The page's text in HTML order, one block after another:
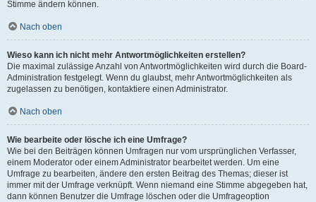
Stimme ändern können.
Nach oben
Wieso kann ich nicht mehr Antwortmöglichkeiten erstellen?
Die maximal zulässige Anzahl von Antwortmöglichkeiten wird durch die Board-
Administration festgelegt. Wenn du glaubst, mehr Antwortmöglichkeiten als
zugelassen zu benötigen, kontaktiere einen Administrator.
Nach oben
Wie bearbeite oder lösche ich eine Umfrage?
Wie bei den Beiträgen können Umfragen nur vom ursprünglichen Verfasser,
einem Moderator oder einem Administrator bearbeitet werden. Um eine
Umfrage zu bearbeiten, ändere den ersten Beitrag des Themas; dieser ist
immer mit der Umfrage verknüpft. Wenn niemand eine Stimme abgegeben hat,
dann können Benutzer die Umfrage löschen oder die Umfrageoption